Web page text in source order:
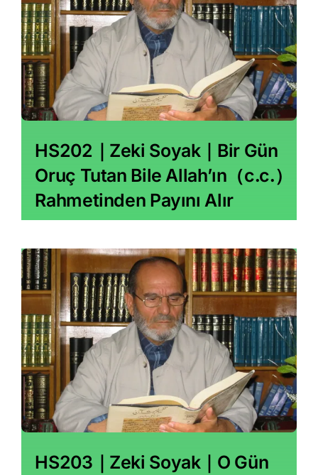
HS202｜Zeki Soyak｜Bir Gün
Oruç Tutan Bile Allah’ın（c․c․）
Rahmetinden Payını Alır
HS203｜Zeki Soyak｜O Gün